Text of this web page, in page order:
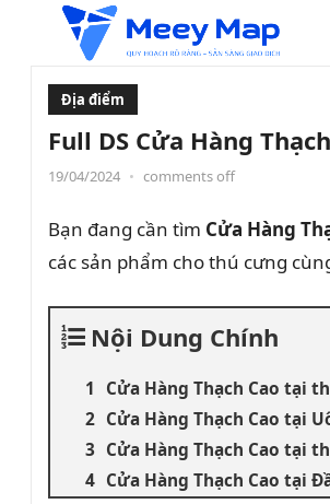
Địa điểm
Full DS Cửa Hàng
19/04/2024 • comments off
Bạn đang cần tìm Cửa Hàng
các sản phẩm cho thú cưng
Nội Dung Chính
Cửa Hàng Thạch Cao tại
Cửa Hàng Thạch Cao tại
Cửa Hàng Thạch Cao tại
Cửa Hàng Thạch Cao tại